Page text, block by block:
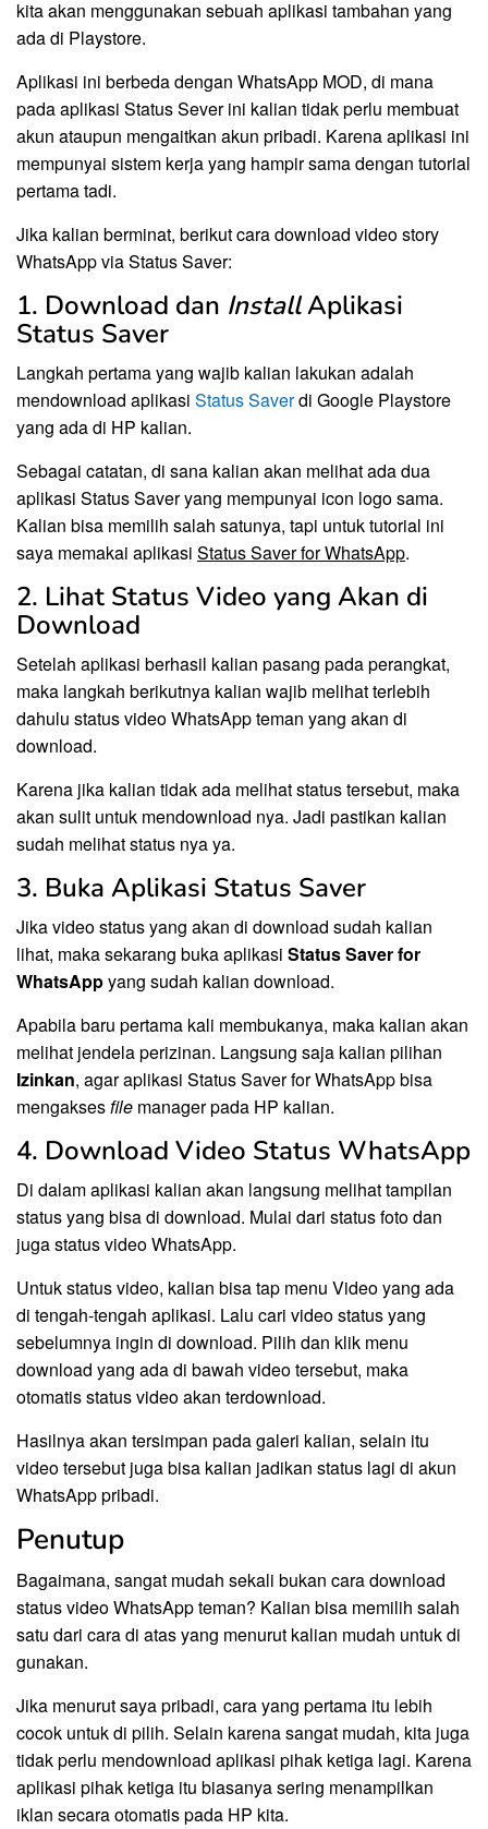
kita akan menggunakan sebuah aplikasi tambahan yang
ada di Playstore.
Aplikasi ini berbeda dengan WhatsApp MOD, di mana
pada aplikasi Status Sever ini kalian tidak perlu membuat
akun ataupun mengaitkan akun pribadi. Karena aplikasi ini
mempunyai sistem kerja yang hampir sama dengan tutorial
pertama tadi.
Jika kalian berminat, berikut cara download video story
WhatsApp via Status Saver:
1. Download dan InstallAplikasi
Status Saver
Langkah pertama yang wajib kalian lakukan adalah
mendownload aplikasi Status Saverdi Google Playstore
yang ada di HP kalian.
Sebagai catatan, di sana kalian akan melihat ada dua
aplikasi Status Saver yang mempunyai icon logo sama.
Kalian bisa memilih salah satunya, tapi untuk tutorial ini
saya memakai aplikasi Status Saver for WhatsApp.
2. Lihat Status Video yang Akan di
Download
Setelah aplikasi berhasil kalian pasang pada perangkat,
maka langkah berikutnya kalian wajib melihat terlebih
dahulu status video WhatsApp teman yang akan di
download.
Karena jika kalian tidak ada melihat status tersebut, maka
akan sulit untuk mendownload nya. Jadi pastikan kalian
sudah melihat status nya ya.
3. Buka Aplikasi Status Saver
Jika video status yang akan di download sudah kalian
lihat, maka sekarang buka aplikasi Status Saver for
WhatsAppyang sudah kalian download.
Apabila baru pertama kali membukanya, maka kalian akan
melihat jendela perizinan. Langsung saja kalian pilihan
Izinkan, agar aplikasi Status Saver for WhatsApp bisa
mengaksesfile manager pada HP kalian.
4. Download Video Status WhatsApp
Di dalam aplikasi kalian akan langsung melihat tampilan
status yang bisa di download. Mulai dari status foto dan
juga status video WhatsApp.
Untuk status video, kalian bisa tap menu Video yang ada
di tengah-tengah aplikasi. Lalu cari video status yang
sebelumnya ingin di download. Pilih dan klik menu
download yang ada di bawah video tersebut, maka
otomatis status video akan terdownload.
Hasilnya akan tersimpan pada galeri kalian, selain itu
video tersebut juga bisa kalian jadikan status lagi di akun
WhatsApp pribadi.
Penutup
Bagaimana, sangat mudah sekali bukan cara download
status video WhatsApp teman? Kalian bisa memilih salah
satu dari cara di atas yang menurut kalian mudah untuk di
gunakan.
Jika menurut saya pribadi, cara yang pertama itu lebih
cocok untuk di pilih. Selain karena sangat mudah, kita juga
tidak perlu mendownload aplikasi pihak ketiga lagi. Karena
aplikasi pihak ketiga itu biasanya sering menampilkan
iklan secara otomatis pada HP kita.